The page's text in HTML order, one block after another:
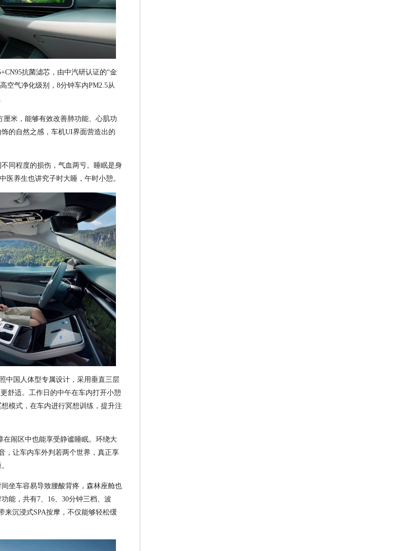
抗菌滤芯，由中汽研认证的“金
空气净化级别，8分钟车内PM2.5从
厘米，能够有效改善肺功能、心肌功
的自然之感，车机UI界面营造出的
同程度的损伤，气血两亏。睡眠是身
医养生也讲究子时大睡，午时小憩。
中国人体型专属设计，采用垂直三层
舒适。工作日的中午在车内打开小憩
模式，在车内进行冥想训练，提升注
在闹区中也能享受静谧睡眠。环绕大
，让车内车外判若两个世界，真正享
坐车容易导致腰酸背疼，森林座舱也
能，共有7、16、30分钟三档、波
来沉浸式SPA按摩，不仅能够轻松缓